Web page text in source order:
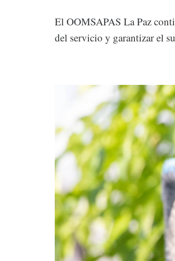
El OOMSAPAS La Paz
del servicio y garantizar el